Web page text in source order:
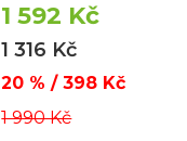
1 592 Kč
1 316 Kč
20 % / 398 Kč
1 990 Kč